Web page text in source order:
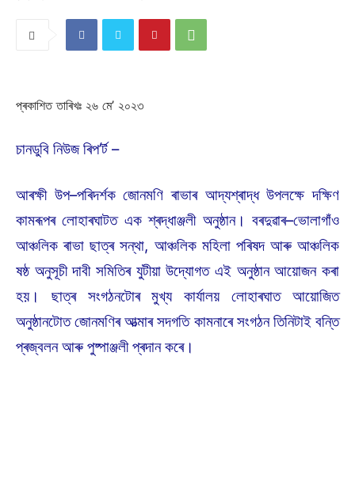
প্ৰকাশিত তাৰিখঃ ২৬ মে’ ২০২৩
চানডুবি নিউজ ৰিপ’ৰ্ট –
আৰক্ষী উপ–পৰিদৰ্শক জোনমণি ৰাভাৰ আদ্যশ্ৰাদ্ধ উপলক্ষে দক্ষিণ
কামৰূপৰ লোহাৰঘাটত এক শ্ৰদ্ধাঞ্জলী অনুষ্ঠান। বৰদুৱাৰ–ভোলাগাঁও
আঞ্চলিক ৰাভা ছাত্ৰ সন্থা, আঞ্চলিক মহিলা পৰিষদ আৰু আঞ্চলিক
ষষ্ঠ অনুসূচী দাবী সমিতিৰ যুটীয়া উদ্যোগত এই অনুষ্ঠান আয়োজন কৰা
হয়। ছাত্ৰ সংগঠনটোৰ মুখ্য কাৰ্যালয় লোহাৰঘাত আয়োজিত
অনুষ্ঠানটোত জোনমণিৰ আত্মাৰ সদগতি কামনাৰে সংগঠন তিনিটাই বন্তি
প্ৰজ্বলন আৰু পুষ্পাঞ্জলী প্ৰদান কৰে।